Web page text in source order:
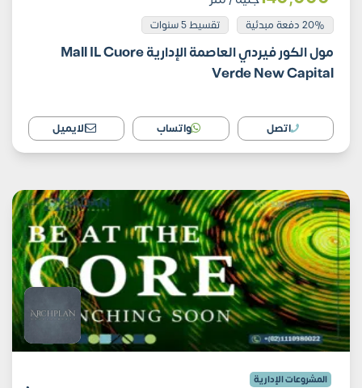
20% دفعة مبدئية تقسيط 5 سنوات
مول الكور فيردي العاصمة الإدارية Mall IL Cuore
Verde New Capital
اتصل واتساب الايميل
المشروعات الإدارية